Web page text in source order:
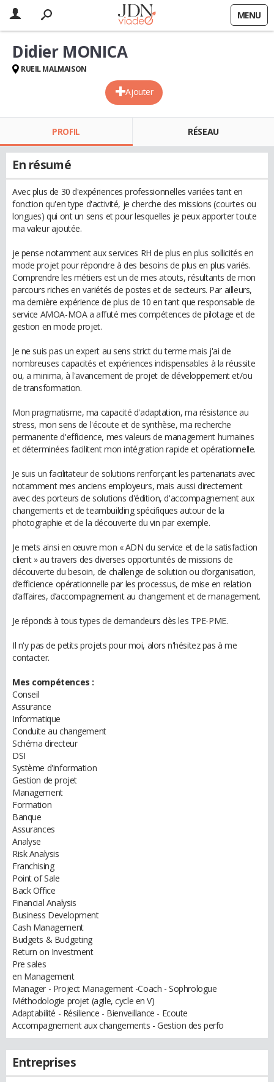
MENU
Ajouter
Didier MONICA
RUEIL MALMAISON
PROFIL RÉSEAU
En résumé
Avec plus de 30 d'expériences professionnelles variées tant en
fonction qu'en type d'activité, je cherche des missions (courtes ou
longues) qui ont un sens et pour lesquelles je peux apporter toute
ma valeur ajoutée.
je pense notamment aux services RH de plus en plus sollicités en
mode projet pour répondre à des besoins de plus en plus variés.
Comprendre les métiers est un de mes atouts, résultants de mon
parcours riches en variétés de postes et de secteurs. Par ailleurs,
ma dernière expérience de plus de 10 en tant que responsable de
service AMOA-MOA a affuté mes compétences de pilotage et de
gestion en mode projet.
Je ne suis pas un expert au sens strict du terme mais j'ai de
nombreuses capacités et expériences indispensables à la réussite
ou, a minima, à l'avancement de projet de développement et/ou
de transformation.
Mon pragmatisme, ma capacité d'adaptation, ma résistance au
stress, mon sens de l'écoute et de synthèse, ma recherche
permanente d'efficience, mes valeurs de management humaines
et déterminées facilitent mon intégration rapide et opérationnelle.
Je suis un facilitateur de solutions renforçant les partenariats avec
notamment mes anciens employeurs, mais aussi directement
avec des porteurs de solutions d'édition, d'accompagnement aux
changements et de teambuilding spécifiques autour de la
photographie et de la découverte du vin par exemple.
Je mets ainsi en œuvre mon « ADN du service et de la satisfaction
client » au travers des diverses opportunités de missions de
découverte du besoin, de challenge de solution ou d’organisation,
d’efficience opérationnelle par les processus, de mise en relation
d’affaires, d’accompagnement au changement et de management.
Je réponds à tous types de demandeurs dès les TPE-PME.
Il n'y pas de petits projets pour moi, alors n'hésitez pas à me
contacter.
Mes compétences :
Conseil
Assurance
Informatique
Conduite au changement
Schéma directeur
DSI
Système d'information
Gestion de projet
Management
Formation
Banque
Assurances
Analyse
Risk Analysis
Franchising
Point of Sale
Back Office
Financial Analysis
Business Development
Cash Management
Budgets & Budgeting
Return on Investment
Pre sales
en Management
Manager - Project Management -Coach - Sophrologue
Méthodologie projet (agile, cycle en V)
Adaptabilité - Résilience - Bienveillance - Ecoute
Accompagnement aux changements - Gestion des perfo
Entreprises